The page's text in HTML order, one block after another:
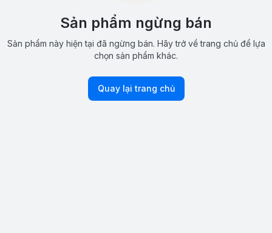
Sản phẩm ngừng bán
Sản phẩm này hiện tại đã ngừng bán. Hãy trở về trang chủ để lựa
chọn sản phẩm khác.
Quay lại trang chủ